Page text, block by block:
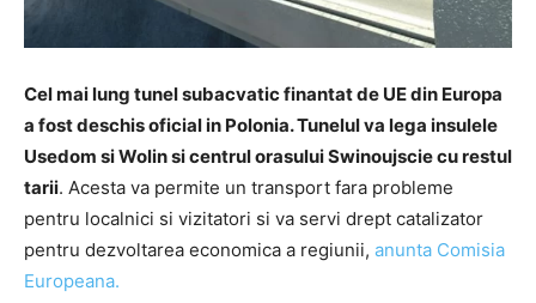
Cel mai lung tunel subacvatic finantat de UE din Europa
a fost deschis oficial in Polonia. Tunelul va lega insulele
Usedom si Wolin si centrul orasului Swinoujscie cu restul
tarii. Acesta va permite un transport fara probleme
pentru localnici si vizitatori si va servi drept catalizator
pentru dezvoltarea economica a regiunii, anunta Comisia
Europeana.